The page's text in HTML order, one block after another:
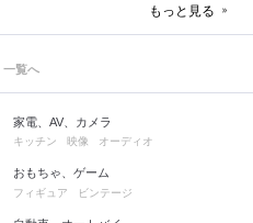
もっと見る
一覧へ
家電、AV、カメラ
キッチン 映像 オーディオ
おもちゃ、ゲーム
フィギュア ビンテージ